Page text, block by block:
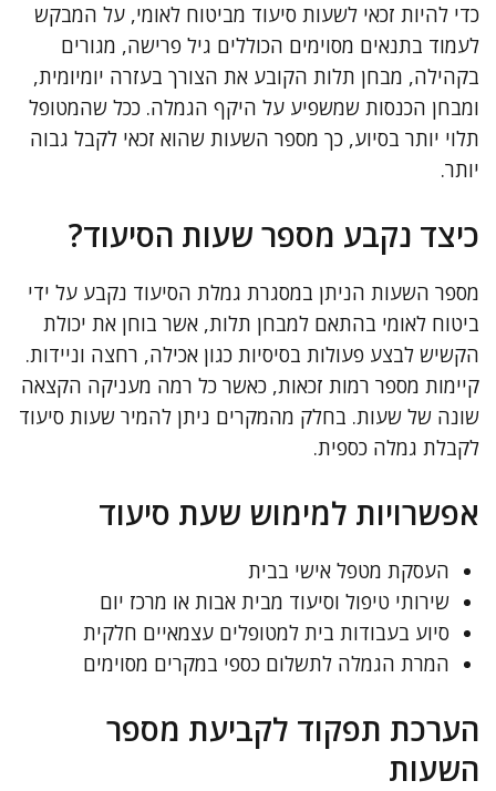
כדי להיות זכאי לשעות סיעוד מביטוח לאומי, על המבקש
לעמוד בתנאים מסוימים הכוללים גיל פרישה, מגורים
בקהילה, מבחן תלות הקובע את הצורך בעזרה יומיומית,
ומבחן הכנסות שמשפיע על היקף הגמלה. ככל שהמטופל
תלוי יותר בסיוע, כך מספר השעות שהוא זכאי לקבל גבוה
יותר.
כיצד נקבע מספר שעות הסיעוד?
מספר השעות הניתן במסגרת גמלת הסיעוד נקבע על ידי
ביטוח לאומי בהתאם למבחן תלות, אשר בוחן את יכולת
הקשיש לבצע פעולות בסיסיות כגון אכילה, רחצה וניידות.
קיימות מספר רמות זכאות, כאשר כל רמה מעניקה הקצאה
שונה של שעות. בחלק מהמקרים ניתן להמיר שעות סיעוד
לקבלת גמלה כספית.
אפשרויות למימוש שעת סיעוד
העסקת מטפל אישי בבית
שירותי טיפול וסיעוד מבית אבות או מרכז יום
סיוע בעבודות בית למטופלים עצמאיים חלקית
המרת הגמלה לתשלום כספי במקרים מסוימים
הערכת תפקוד לקביעת מספר
השעות